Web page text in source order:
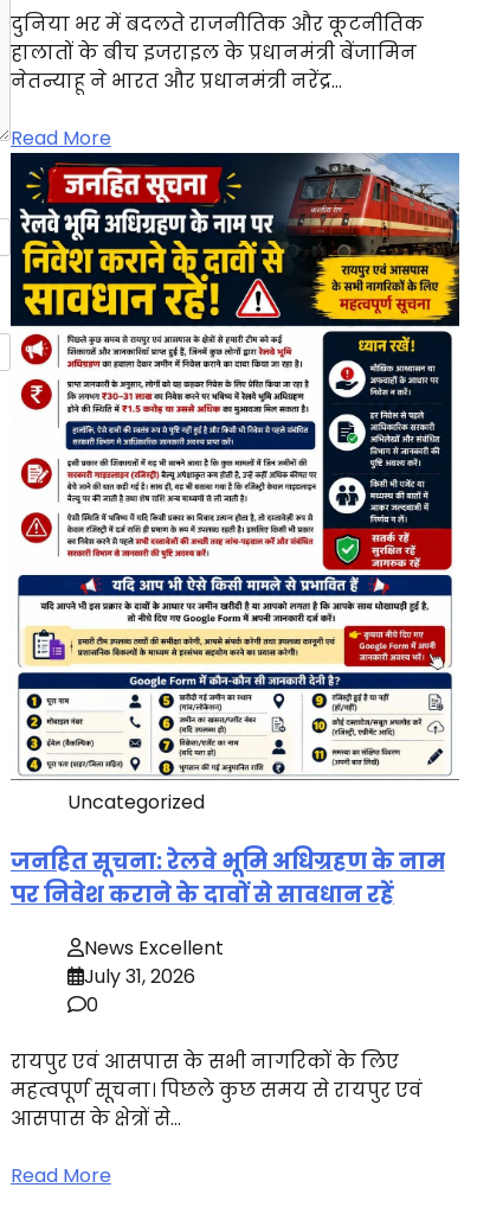
दुनिया भर में बदलते राजनीतिक और कूटनीतिक
हालातों के बीच इजराइल के प्रधानमंत्री बेंजामिन
नेतन्याहू ने भारत और प्रधानमंत्री नरेंद्र…
Read More
Uncategorized
जनहित सूचना: रेलवे भूमि अधिग्रहण के नाम
पर निवेश कराने के दावों से सावधान रहें
News Excellent
July 31, 2026
0
रायपुर एवं आसपास के सभी नागरिकों के लिए
महत्वपूर्ण सूचना। पिछले कुछ समय से रायपुर एवं
आसपास के क्षेत्रों से…
Read More